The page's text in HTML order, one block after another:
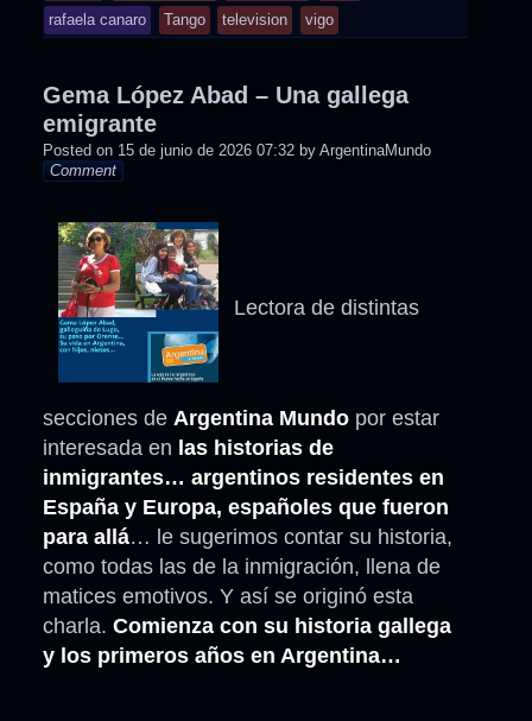
rafaela canaro
Tango television vigo
Gema López Abad – Una gallega
emigrante
Posted on 15 de junio de 2026 07:32 by ArgentinaMundo
Comment
Lectora de distintas
secciones de Argentina Mundo por estar
interesada en las historias de
inmigrantes… argentinos residentes en
España y Europa, españoles que fueron
para allá… le sugerimos contar su historia,
como todas las de la inmigración, llena de
matices emotivos. Y así se originó esta
charla. Comienza con su historia gallega
y los primeros años en Argentina…